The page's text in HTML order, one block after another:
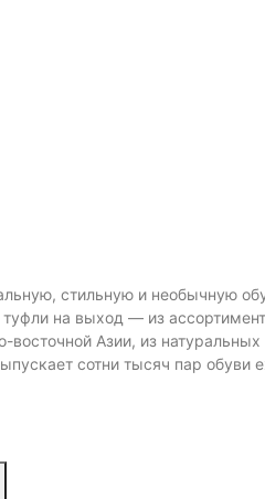
стильную и необычную
на выход — из
Азии, из
сотни тысяч пар обуви